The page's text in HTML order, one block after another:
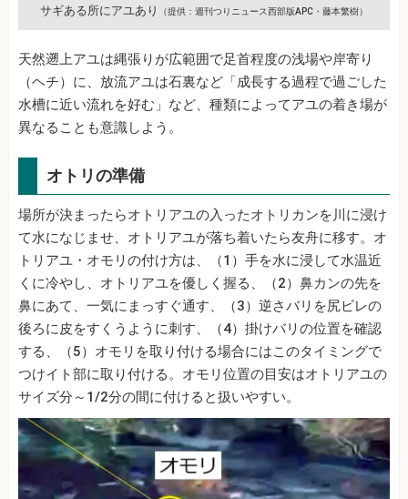
サギある所にアユあり （提供：週刊つりニュース西部版APC・藤本繁樹）
天然遡上アユは縄張りが広範囲で足首程度の浅場や岸寄り
（ヘチ）に、放流アユは石裏など「成長する過程で過ごした
水槽に近い流れを好む」など、種類によってアユの着き場が
異なることも意識しよう。
オトリの準備
場所が決まったらオトリアユの入ったオトリカンを川に浸け
て水になじませ、オトリアユが落ち着いたら友舟に移す。オ
トリアユ・オモリの付け方は、（1）手を水に浸して水温近
くに冷やし、オトリアユを優しく握る、（2）鼻カンの先を
鼻にあて、一気にまっすぐ通す、（3）逆さバリを尻ビレの
後ろに皮をすくうように刺す、（4）掛けバリの位置を確認
する、（5）オモリを取り付ける場合にはこのタイミングで
つけイト部に取り付ける。オモリ位置の目安はオトリアユの
サイズ分～1/2分の間に付けると扱いやすい。